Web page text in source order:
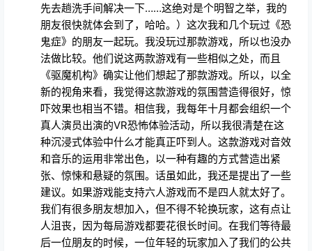
先去趟洗手间解决一下……这绝对是个明智之举，我的
朋友很快就体会到了，哈哈。）这次我和几个玩过《恐
鬼症》的朋友一起玩。我没玩过那款游戏，所以也没办
法做比较。他们说这两款游戏有一些相似之处，而且
《驱魔机构》确实让他们想起了那款游戏。所以，以全
新的视角来看，我觉得这款游戏的氛围营造得很好，惊
吓效果也相当不错。相信我，我每年十月都会组织一个
真人演员出演的VR恐怖体验活动，所以我很清楚在这
种沉浸式体验中什么才能真正吓到人。这款游戏对音效
和音乐的运用非常出色，以一种有趣的方式营造出紧
张、惊悚和悬疑的氛围。话虽如此，我还是提出了一些
建议。如果游戏能支持六人游戏而不是四人就太好了。
我们有很多朋友想加入，但不得不轮换玩家，这有点让
人沮丧，因为每局游戏都要花很长时间。在我们等待最
后一位朋友的时候，一位年轻的玩家加入了我们的公共